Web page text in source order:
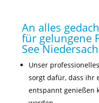
An alles
für gelungene
See
Unser
sorgt dafür, dass ihr
entspannt genießen